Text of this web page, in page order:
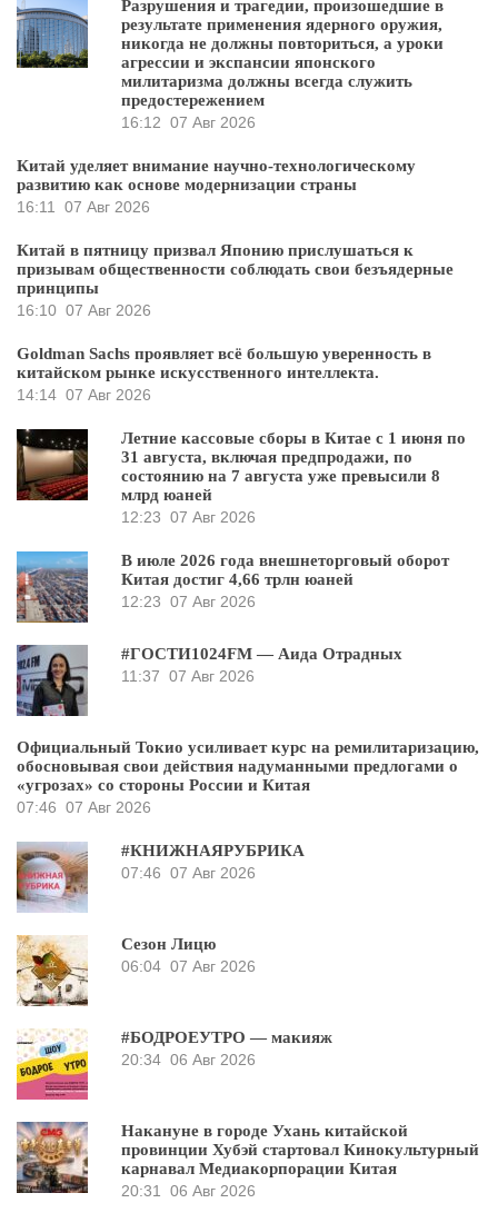
Разрушения и трагедии, произошедшие в
результате применения ядерного оружия,
никогда не должны повториться, а уроки
агрессии и экспансии японского
милитаризма должны всегда служить
предостережением
16:12 07 Авг 2026
Китай уделяет внимание научно-технологическому
развитию как основе модернизации страны
16:11
07 Авг 2026
Китай в пятницу призвал Японию прислушаться к
призывам общественности соблюдать свои безъядерные
принципы
16:10 07 Авг 2026
Goldman Sachs проявляет всё большую уверенность в
китайском рынке искусственного интеллекта.
14:14 07 Авг 2026
Летние кассовые сборы в Китае с 1 июня по
31 августа, включая предпродажи, по
состоянию на 7 августа уже превысили 8
млрд юаней
12:23 07 Авг 2026
В июле 2026 года внешнеторговый оборот
Китая достиг 4,66 трлн юаней
12:23 07 Авг 2026
#ГОСТИ1024FM — Аида Отрадных
11:37 07 Авг 2026
Официальный Токио усиливает курс на ремилитаризацию,
обосновывая свои действия надуманными предлогами о
«угрозах» со стороны России и Китая
07:46 07 Авг 2026
#КНИЖНАЯРУБРИКА
07:46 07 Авг 2026
Сезон Лицю
06:04 07 Авг 2026
#БОДРОЕУТРО — макияж
20:34 06 Авг 2026
Накануне в городе Ухань китайской
провинции Хубэй стартовал Кинокультурный
карнавал Медиакорпорации Китая
20:31
06 Авг 2026